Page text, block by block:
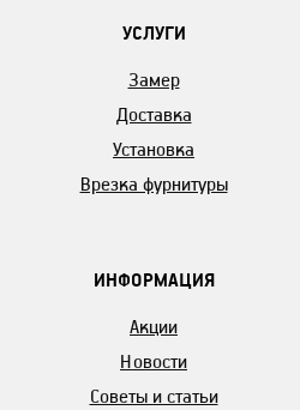
УСЛУГИ
Замер
Доставка
Установка
Врезка фурнитуры
ИНФОРМАЦИЯ
Акции
Новости
Советы и статьи